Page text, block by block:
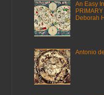
An Easy
Deborah
Antonio